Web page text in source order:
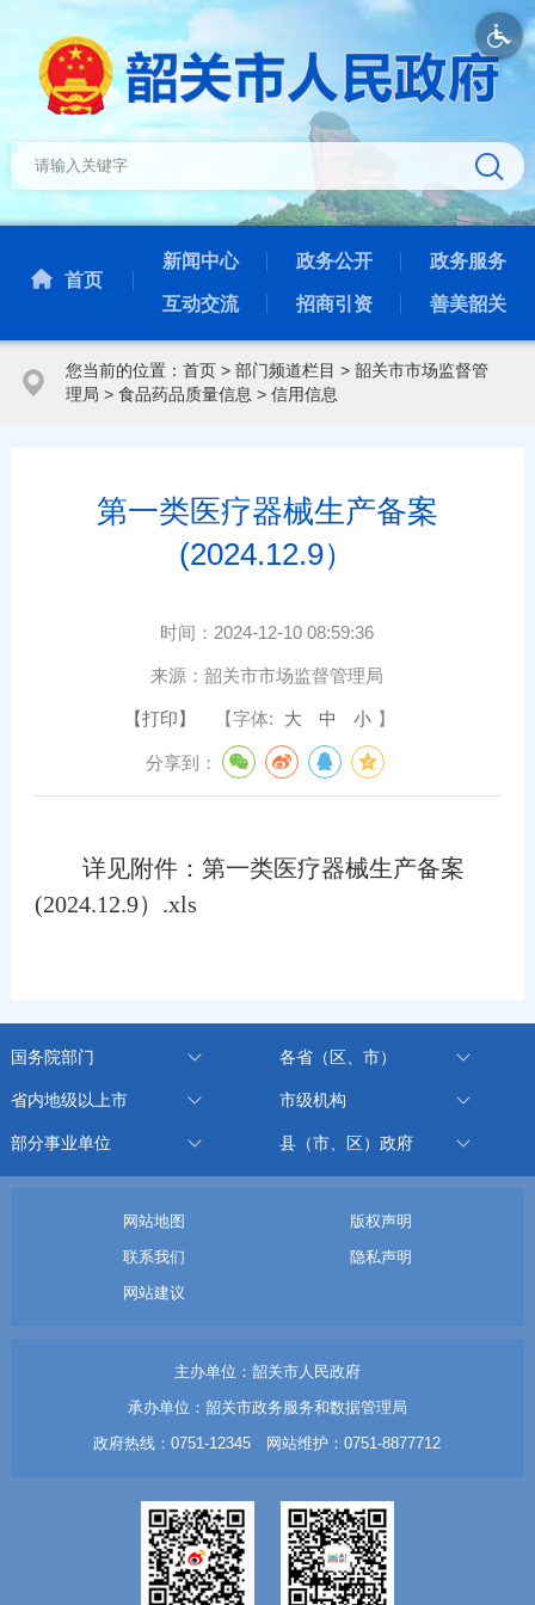
首页
新闻中心 政务公开 政务服务
互动交流 招商引资 善美韶关
您当前的位置： 首页> 部门频道栏目 > 韶关市市场监督管
理局 > 食品药品质量信息 > 信用信息
第一类医疗器械生产备案
(2024.12.9）
时间： 2024-12-10 08:59:36
来源：韶关市市场监督管理局
【打印】 【字体: 大 中 小 】
分享到：
详见附件： 第一类医疗器械生产备案
(2024.12.9）.xls
国务院部门 各省（区、市）
省内地级以上市 市级机构
部分事业单位 县（市、区）政府
网站地图
版权声明
联系我们
隐私声明
网站建议
主办单位：韶关市人民政府
承办单位：韶关市政务服务和数据管理局
政府热线：0751-12345 网站维护：0751-8877712